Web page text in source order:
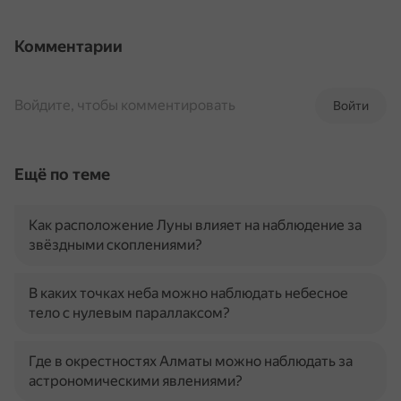
Комментарии
Войти
Войдите, чтобы комментировать
Ещё по теме
Как расположение Луны влияет на наблюдение за
звёздными скоплениями?
В каких точках неба можно наблюдать небесное
тело с нулевым параллаксом?
Где в окрестностях Алматы можно наблюдать за
астрономическими явлениями?